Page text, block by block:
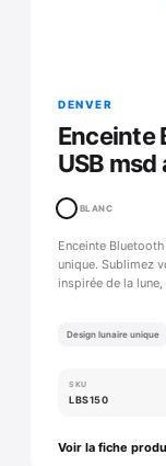
DENVER
Enceinte
USB
BLANC
Enceinte
unique. Sublimez
inspirée de la
Design lunaire unique
SKU
LBS150
Voir la fiche